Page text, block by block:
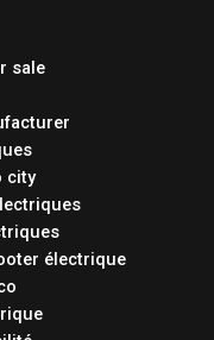
sale
city
électrique